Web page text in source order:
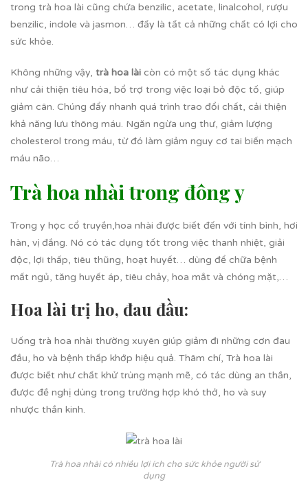
trong trà hoa lài cũng chứa benzilic, acetate, linalcohol, rượu
benzilic, indole và jasmon… đấy là tất cả những chất có lợi cho
sức khỏe.
Không những vậy, trà hoa lài còn có một số tác dụng khác
như cải thiện tiêu hóa, bổ trợ trong việc loại bỏ độc tố, giúp
giảm cân. Chúng đẩy nhanh quá trình trao đổi chất, cải thiện
khả năng lưu thông máu. Ngăn ngừa ung thư, giảm lượng
cholesterol trong máu, từ đó làm giảm nguy cơ tai biến mạch
máu não…
Trà hoa nhài trong đông y
Trong y học cổ truyền,hoa nhài được biết đến với tính bình, hơi
hàn, vị đắng. Nó có tác dụng tốt trong việc thanh nhiệt, giải
độc, lợi thấp, tiêu thũng, hoạt huyết… dùng để chữa bệnh
mất ngủ, tăng huyết áp, tiêu chảy, hoa mắt và chóng mặt,…
Hoa lài trị ho, đau đầu:
Uống trà hoa nhài thường xuyên giúp giảm đi những cơn đau
đầu, ho và bệnh thấp khớp hiệu quả. Thâm chí, Trà hoa lài
được biết như chất khử trùng mạnh mẽ, có tác dùng an thần,
được đề nghị dùng trong trường hợp khó thở, ho và suy
nhược thần kinh.
Trà hoa nhài có nhiều lợi ích cho sức khỏe người sử
dụng